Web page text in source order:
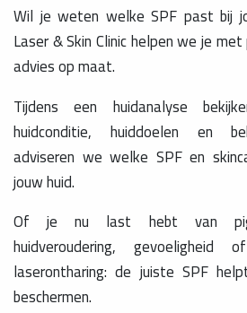
Wil je weten welke SPF past bij
Laser & Skin Clinic helpen we je
advies op maat.
Tijdens een huidanalyse
huidconditie, huiddoelen en
adviseren we welke SPF en
jouw huid.
Of je nu last hebt van
huidveroudering,
laserontharing: de juiste SPF
beschermen.